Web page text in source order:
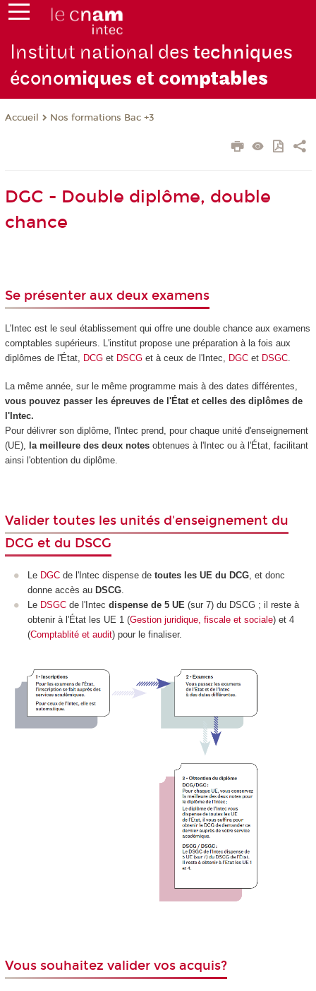
Institut national destechniques
économiques et comptables
Accueil Nos formations Bac +3
DGC - Double diplôme, double
chance
Se présenter aux deux examens
L'Intec est le seul établissement qui offre une double chance aux examens
comptables supérieurs. L'institut propose une préparation à la fois aux
diplômes de l'État,
DCGet DSCGet à ceux de l'Intec, DGCet DSGC.
La même année, sur le même programme mais à des dates différentes,
vous pouvez passer les épreuves de l'État et celles des diplômes de
l'Intec.
Pour délivrer son diplôme, l'Intec prend, pour chaque unité d'enseignement
(UE), la meilleure des deux notes obtenues à l'Intec ou à l'État, facilitant
ainsi l'obtention du diplôme.
Valider toutes les unités d'enseignement du
DCG et du DSCG
Le DGC de l'Intec dispense de toutes les UE du DCG, et donc
donne accès au DSCG.
Le DSGC de l'Intec dispense de 5 UE (sur 7) du DSCG ; il reste à
obtenir à l'État les UE 1 (Gestion juridique, fiscale et sociale) et 4
(Comptablité et audit) pour le finaliser.
Vous souhaitez valider vos acquis?